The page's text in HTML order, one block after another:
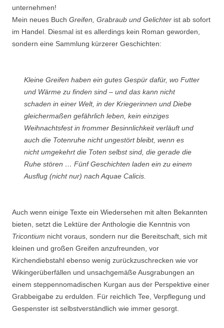
unternehmen!
Mein neues Buch Greifen, Grabraub und Gelichter ist ab sofort
im Handel. Diesmal ist es allerdings kein Roman geworden,
sondern eine Sammlung kürzerer Geschichten:
Kleine Greifen haben ein gutes Gespür dafür, wo Futter
und Wärme zu finden sind – und das kann nicht
schaden in einer Welt, in der Kriegerinnen und Diebe
gleichermaßen gefährlich leben, kein einziges
Weihnachtsfest in frommer Besinnlichkeit verläuft und
auch die Totenruhe nicht ungestört bleibt, wenn es
nicht umgekehrt die Toten selbst sind, die gerade die
Ruhe stören … Fünf Geschichten laden ein zu einem
Ausflug (nicht nur) nach Aquae Calicis.
Auch wenn einige Texte ein Wiedersehen mit alten Bekannten
bieten, setzt die Lektüre der Anthologie die Kenntnis von
Tricontium nicht voraus, sondern nur die Bereitschaft, sich mit
kleinen und großen Greifen anzufreunden, vor
Kirchendiebstahl ebenso wenig zurückzuschrecken wie vor
Wikingerüberfällen und unsachgemäße Ausgrabungen an
einem steppennomadischen Kurgan aus der Perspektive einer
Grabbeigabe zu erdulden. Für reichlich Tee, Verpflegung und
Gespenster ist selbstverständlich wie immer gesorgt.